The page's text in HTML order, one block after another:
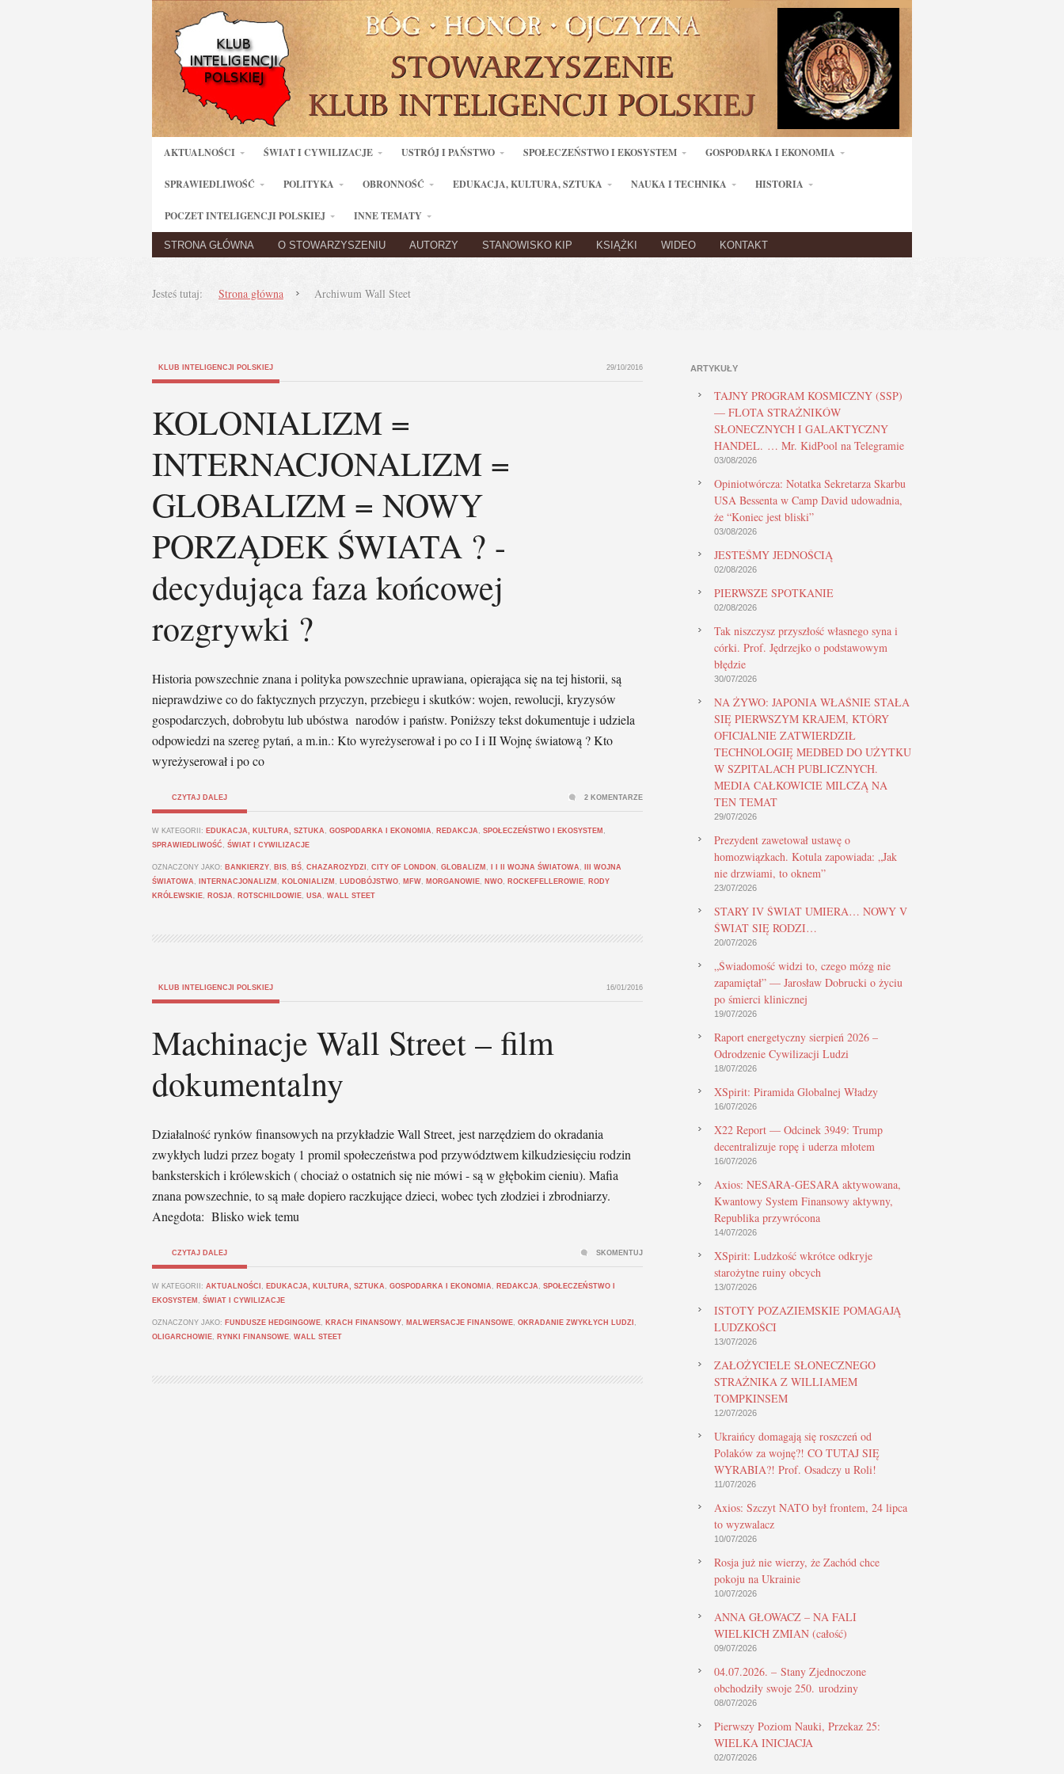
AKTUALNOŚCI ŚWIAT I CYWILIZACJE USTRÓJ I PAŃSTWO SPOŁECZEŃSTWO I EKOSYSTEM GOSPODARKA I EKONOMIA
SPRAWIEDLIWOŚĆ POLITYKA OBRONNOŚĆ EDUKACJA, KULTURA, SZTUKA NAUKA I TECHNIKA HISTORIA
POCZET INTELIGENCJI POLSKIEJ INNE TEMATY
STRONA GŁÓWNA O STOWARZYSZENIU AUTORZY STANOWISKO KIP KSIĄŻKI WIDEO KONTAKT
Jesteś tutaj: Strona główna Archiwum Wall Steet
KLUB INTELIGENCJI POLSKIEJ 29/10/2016
KOLONIALIZM =
INTERNACJONALIZM =
GLOBALIZM = NOWY
PORZĄDEK ŚWIATA ? -
decydująca faza końcowej
rozgrywki ?
Historia powszechnie znana i polityka powszechnie uprawiana, opierająca się na tej historii, są
nieprawdziwe co do faktycznych przyczyn, przebiegu i skutków: wojen, rewolucji, kryzysów
gospodarczych, dobrobytu lub ubóstwa narodów i państw. Poniższy tekst dokumentuje i udziela
odpowiedzi na szereg pytań, a m.in.: Kto wyreżyserował i po co I i II Wojnę światową ? Kto
wyreżyserował i po co
CZYTAJ DALEJ
W KATEGORII: EDUKACJA, KULTURA, SZTUKA , GOSPODARKA I EKONOMIA , REDAKCJA , SPOŁECZEŃSTWO I EKOSYSTEM ,
SPRAWIEDLIWOŚĆ , ŚWIAT I CYWILIZACJE
OZNACZONY JAKO: BANKIERZY, BIS, BŚ, CHAZAROZYDZI , CITY OF LONDON , GLOBALIZM , I I II WOJNA ŚWIATOWA ,
III WOJNA
ŚWIATOWA , INTERNACJONALIZM , KOLONIALIZM , LUDOBÓJSTWO, MFW, MORGANOWIE, NWO, ROCKEFELLEROWIE, RODY
KRÓLEWSKIE, ROSJA , ROTSCHILDOWIE, USA , WALL STEET
2 KOMENTARZE
KLUB INTELIGENCJI POLSKIEJ 16/01/2016
Machinacje Wall Street – film
dokumentalny
Działalność rynków finansowych na przykładzie Wall Street, jest narzędziem do okradania
zwykłych ludzi przez bogaty 1 promil społeczeństwa pod przywództwem kilkudziesięciu rodzin
banksterskich i królewskich ( chociaż o ostatnich się nie mówi - są w głębokim cieniu). Mafia
znana powszechnie, to są małe dopiero raczkujące dzieci, wobec tych złodziei i zbrodniarzy.
Anegdota: Blisko wiek temu
CZYTAJ DALEJ
W KATEGORII: AKTUALNOŚCI , EDUKACJA, KULTURA, SZTUKA , GOSPODARKA I EKONOMIA , REDAKCJA , SPOŁECZEŃSTWO I
EKOSYSTEM , ŚWIAT I CYWILIZACJE
OZNACZONY JAKO: FUNDUSZE HEDGINGOWE, KRACH FINANSOWY, MALWERSACJE FINANSOWE, OKRADANIE ZWYKŁYCH LUDZI ,
OLIGARCHOWIE, RYNKI FINANSOWE, WALL STEET
SKOMENTUJ
ARTYKUŁY
TAJNY PROGRAM KOSMICZNY (SSP)
— FLOTA STRAŻNIKÓW
SŁONECZNYCH I GALAKTYCZNY
HANDEL. … Mr. KidPool na Telegramie
03/08/2026
Opiniotwórcza: Notatka Sekretarza Skarbu
USA Bessenta w Camp David udowadnia,
że “Koniec jest bliski”
03/08/2026
JESTEŚMY JEDNOŚCIĄ
02/08/2026
PIERWSZE SPOTKANIE
02/08/2026
Tak niszczysz przyszłość własnego syna i
córki. Prof. Jędrzejko o podstawowym
błędzie
30/07/2026
NA ŻYWO: JAPONIA WŁAŚNIE STAŁA
SIĘ PIERWSZYM KRAJEM, KTÓRY
OFICJALNIE ZATWIERDZIŁ
TECHNOLOGIĘ MEDBED DO UŻYTKU
W SZPITALACH PUBLICZNYCH.
MEDIA CAŁKOWICIE MILCZĄ NA
TEN TEMAT
29/07/2026
Prezydent zawetował ustawę o
homozwiązkach. Kotula zapowiada: „Jak
nie drzwiami, to oknem”
23/07/2026
STARY IV ŚWIAT UMIERA… NOWY V
ŚWIAT SIĘ RODZI…
20/07/2026
„Świadomość widzi to, czego mózg nie
zapamiętał” — Jarosław Dobrucki o życiu
po śmierci klinicznej
19/07/2026
Raport energetyczny sierpień 2026 –
Odrodzenie Cywilizacji Ludzi
18/07/2026
XSpirit: Piramida Globalnej Władzy
16/07/2026
X22 Report — Odcinek 3949: Trump
decentralizuje ropę i uderza młotem
16/07/2026
Axios: NESARA-GESARA aktywowana,
Kwantowy System Finansowy aktywny,
Republika przywrócona
14/07/2026
XSpirit: Ludzkość wkrótce odkryje
starożytne ruiny obcych
13/07/2026
ISTOTY POZAZIEMSKIE POMAGAJĄ
LUDZKOŚCI
13/07/2026
ZAŁOŻYCIELE SŁONECZNEGO
STRAŻNIKA Z WILLIAMEM
TOMPKINSEM
12/07/2026
Ukraińcy domagają się roszczeń od
Polaków za wojnę?! CO TUTAJ SIĘ
WYRABIA?! Prof. Osadczy u Roli!
11/07/2026
Axios: Szczyt NATO był frontem, 24 lipca
to wyzwalacz
10/07/2026
Rosja już nie wierzy, że Zachód chce
pokoju na Ukrainie
10/07/2026
ANNA GŁOWACZ – NA FALI
WIELKICH ZMIAN (całość)
09/07/2026
04.07.2026. – Stany Zjednoczone
obchodziły swoje 250. urodziny
08/07/2026
Pierwszy Poziom Nauki, Przekaz 25:
WIELKA INICJACJA
02/07/2026